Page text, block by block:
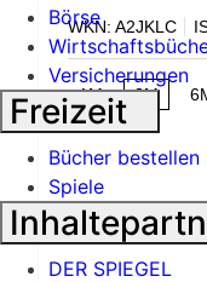
WKN: A2JKLC
1M 3M
Börse
Versicherungen
Freizeit
Bücher bestellen
Spiele
DER SPIEGEL